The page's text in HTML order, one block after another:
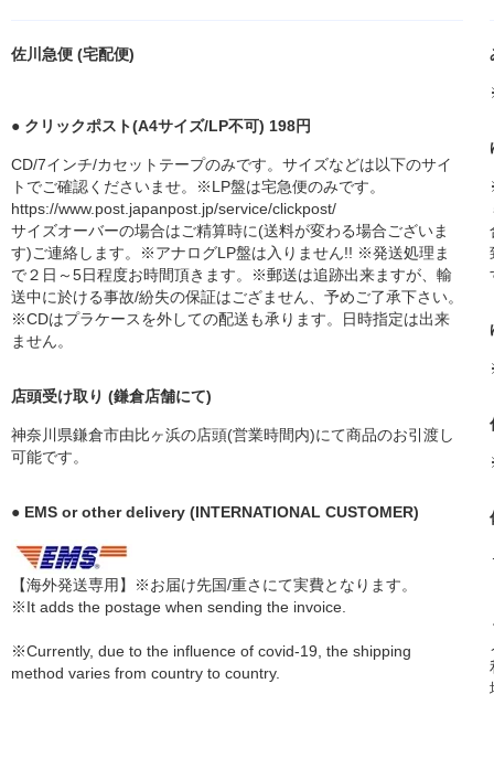
佐川急便 (宅配便)
● クリックポスト(A4サイズ/LP不可) 198円
CD/7インチ/カセットテープのみです。サイズなどは以下のサイ
トでご確認くださいませ。※LP盤は宅急便のみです。
https://www.post.japanpost.jp/service/clickpost/
サイズオーバーの場合はご精算時に(送料が変わる場合ございま
す)ご連絡します。※アナログLP盤は入りません!! ※発送処理ま
で２日～5日程度お時間頂きます。※郵送は追跡出来ますが、輸
送中に於ける事故/紛失の保証はござません、予めご了承下さい。
※CDはプラケースを外しての配送も承ります。日時指定は出来
ません。
店頭受け取り (鎌倉店舗にて)
神奈川県鎌倉市由比ヶ浜の店頭(営業時間内)にて商品のお引渡し
可能です。
● EMS or other delivery (INTERNATIONAL CUSTOMER)
【海外発送専用】※お届け先国/重さにて実費となります。
※It adds the postage when sending the invoice.
※Currently, due to the influence of covid-19, the shipping
method varies from country to country.